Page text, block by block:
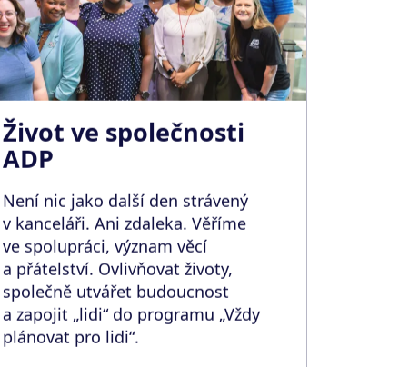
Život ve společnosti
ADP
Není nic jako další den strávený
v kanceláři. Ani zdaleka. Věříme
ve spolupráci, význam věcí
a přátelství. Ovlivňovat životy,
společně utvářet budoucnost
a zapojit „lidi“ do programu „Vždy
plánovat pro lidi“.